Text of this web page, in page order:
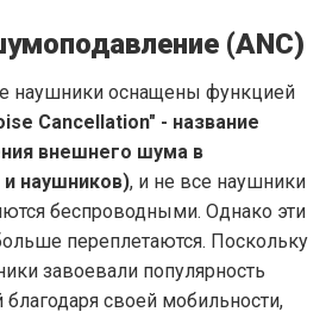
(ANC)
наушники оснащены функцией
Cancellation" - название
внешнего шума в
и наушников), и не все наушники
беспроводными. Однако эти
переплетаются. Поскольку
завоевали популярность
своей мобильности,